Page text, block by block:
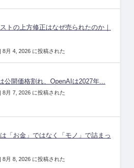
トの上方修正はなぜ売られたのか｜
| 8月 4, 2026 に投稿された
公開価格割れ、OpenAIは2027年...
| 8月 7, 2026 に投稿された
「お金」ではなく「モノ」で詰まっ
| 8月 8, 2026 に投稿された